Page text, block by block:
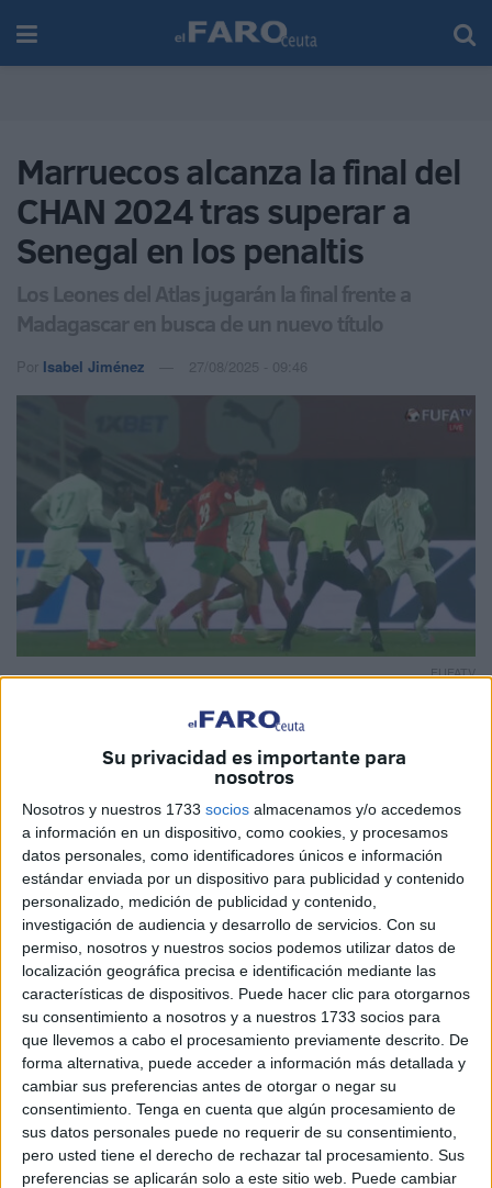
Su privacidad es importante para
nosotros
Nosotros y nuestros 1733 socios almacenamos y/o accedemos
a información en un dispositivo, como cookies, y procesamos
datos personales, como identificadores únicos e información
estándar enviada por un dispositivo para publicidad y contenido
personalizado, medición de publicidad y contenido,
investigación de audiencia y desarrollo de servicios. Con su
permiso, nosotros y nuestros socios podemos utilizar datos de
localización geográfica precisa e identificación mediante las
características de dispositivos. Puede hacer clic para otorgarnos
su consentimiento a nosotros y a nuestros 1733 socios para
que llevemos a cabo el procesamiento previamente descrito. De
forma alternativa, puede acceder a información más detallada y
cambiar sus preferencias antes de otorgar o negar su
consentimiento. Tenga en cuenta que algún procesamiento de
sus datos personales puede no requerir de su consentimiento,
pero usted tiene el derecho de rechazar tal procesamiento. Sus
preferencias se aplicarán solo a este sitio web. Puede cambiar
Marruecos alcanza la final del
CHAN 2024 tras superar a
Senegal en los penaltis
Los Leones del Atlas jugarán la final frente a
Madagascar en busca de un nuevo título
Por Isabel Jiménez 27/08/2025 - 09:46
FUFATV
clasificó este martes para la final delCampeonato
Africano de Naciones (CHAN) 2024trasimponerse a
Senegal en la tanda de penaltispor 5-3, tras empatar 1-1
al término del tiempo reglamentario y la prórroga, en la
semifinal disputada en el estadio Mandela de Kampala.
El conjunto senegalés abrió el marcador en el minuto 16
con un cabezazo de Joseph Layousse, aprovechando un
centro de Libasse Gueye. La reacción marroquí fue
inmediata y, apenas siete minutos después, Sabir
Bougrine igualó con un potente disparo desde fuera del
área que dejó sin opciones al guardameta rival, como
informa la agencia de noticias MAP.